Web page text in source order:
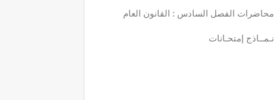
محاضرات الفصل السادس : القانون العام
نـمــاذج إمتحـانات